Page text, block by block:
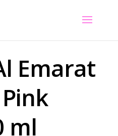
Emarat
ml